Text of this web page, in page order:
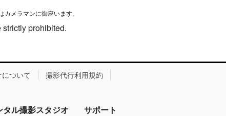
メラマンに御座います。
prohibited.
ついて 撮影代行利用規約
タル撮影スタジオ サポート